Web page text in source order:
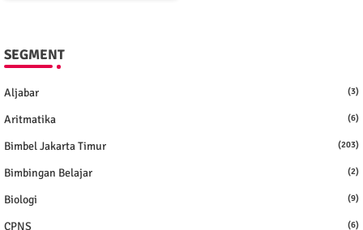
SEGMENT
Aljabar (3)
Aritmatika (6)
Bimbel Jakarta Timur (203)
Bimbingan Belajar (2)
Biologi (9)
CPNS (6)